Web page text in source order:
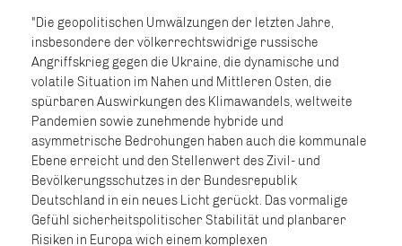
"Die geopolitischen Umwälzungen der letzten Jahre,
insbesondere der völkerrechtswidrige russische
Angriffskrieg gegen die Ukraine, die dynamische und
volatile Situation im Nahen und Mittleren Osten, die
spürbaren Auswirkungen des Klimawandels, weltweite
Pandemien sowie zunehmende hybride und
asymmetrische Bedrohungen haben auch die kommunale
Ebene erreicht und den Stellenwert des Zivil- und
Bevölkerungsschutzes in der Bundesrepublik
Deutschland in ein neues Licht gerückt. Das vormalige
Gefühl sicherheitspolitischer Stabilität und planbarer
Risiken in Europa wich einem komplexen